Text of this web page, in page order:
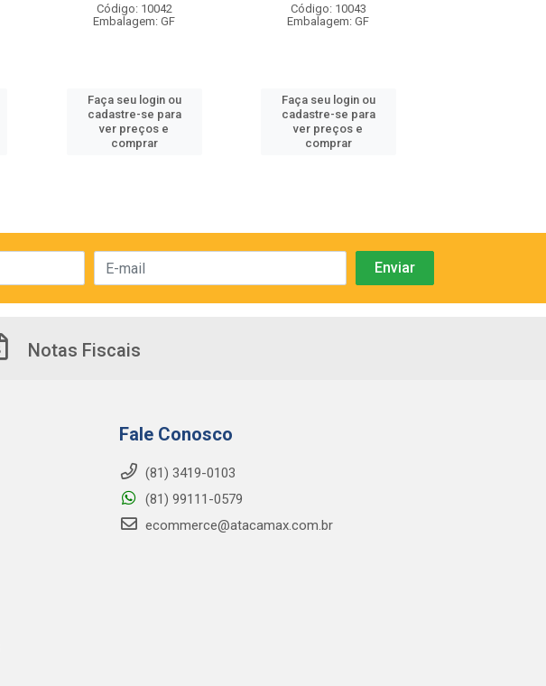
Código: 10042
Embalagem: GF
Faça seu login ou
cadastre-se para
ver preços e
comprar
Código: 10043
Embalagem: GF
Faça seu login ou
cadastre-se para
ver preços e
comprar
Notas Fiscais
Fale Conosco
(81) 3419-0103
(81) 99111-0579
ecommerce@atacamax.com.br